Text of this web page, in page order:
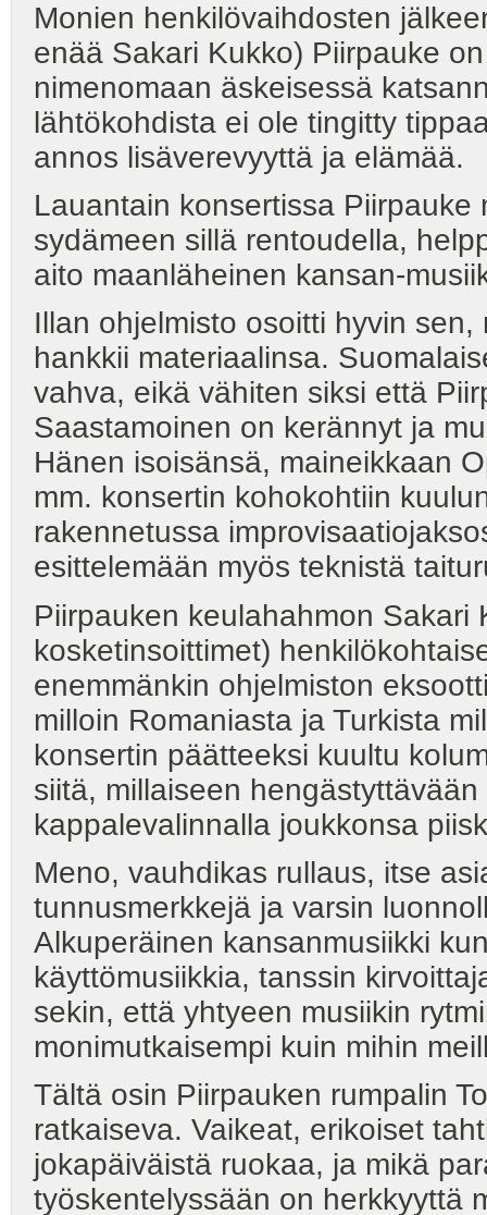
Monien henkilövaihdosten
enää Sakari Kukko) Piirpauke
nimenomaan äskeisessä
lähtökohdista ei ole tingitty
annos lisäverevyyttä ja elämää.
Lauantain konsertissa
sydämeen sillä rentoudella,
aito maanläheinen kansan-
Illan ohjelmisto osoitti hyvin
hankkii materiaalinsa.
vahva, eikä vähiten siksi että
Saastamoinen on kerännyt ja
Hänen isoisänsä, maineikkaan
mm. konsertin kohokohtiin
rakennetussa
esittelemään myös teknistä
Piirpauken keulahahmon Sakari
kosketinsoittimet)
enemmänkin ohjelmiston
milloin Romaniasta ja Turkista
konsertin päätteeksi kuultu
siitä, millaiseen
kappalevalinnalla joukkonsa
Meno, vauhdikas rullaus, itse
tunnusmerkkejä ja varsin
Alkuperäinen kansanmusiikki
käyttömusiikkia, tanssin
sekin, että yhtyeen musiikin
monimutkaisempi kuin mihin
Tältä osin Piirpauken rumpalin
ratkaiseva. Vaikeat, erikoiset
jokapäiväistä ruokaa, ja mikä
työskentelyssään on herkkyyttä